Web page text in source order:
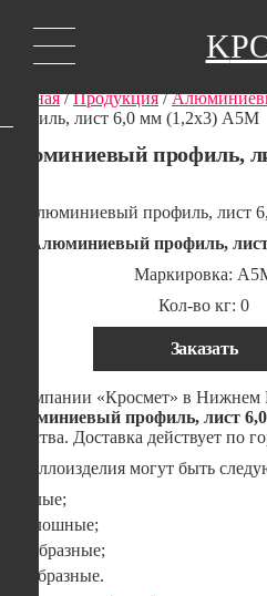
K
Главная/Продукция/
профиль, лист 6,0 мм (1,2х3) А5М
Алюминиевый профиль,
Алюминиевый профиль,
Маркировка:
Кол-во кг: 0
Заказать
В компании «Кросмет» в Нижнем
Алюминиевый профиль, лист
качества. Доставка действует по
Металлоизделия могут быть
Полые;
Сплошные;
П-образные;
С-образные.